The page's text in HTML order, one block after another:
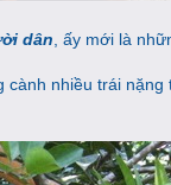
dân , ấy mới là
nhiều trái nặng